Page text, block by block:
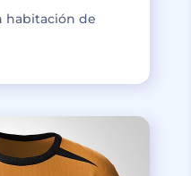
habitación de